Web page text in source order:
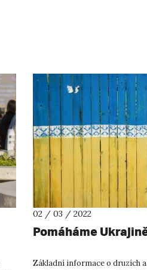
02 / 03 / 2022
Pomáháme
Základní informace o druzích